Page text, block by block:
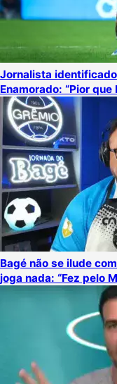
Jornalista
Enamorado: “Pior que
Bagé não se ilude
joga nada: “Fez pelo